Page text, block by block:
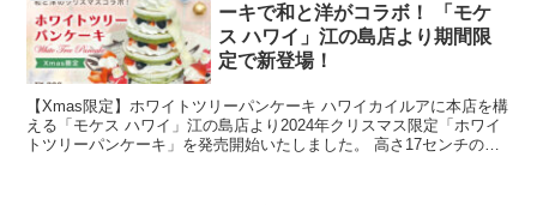
ーキで和と洋がコラボ！ 「モケ
ス ハワイ」江の島店より期間限
定で新登場！
【Xmas限定】ホワイトツリーパンケーキ ハワイカイルアに本店を構
える「モケス ハワイ」江の島店より2024年クリスマス限定「ホワイ
トツリーパンケーキ」を発売開始いたしました。 高さ17センチのこ